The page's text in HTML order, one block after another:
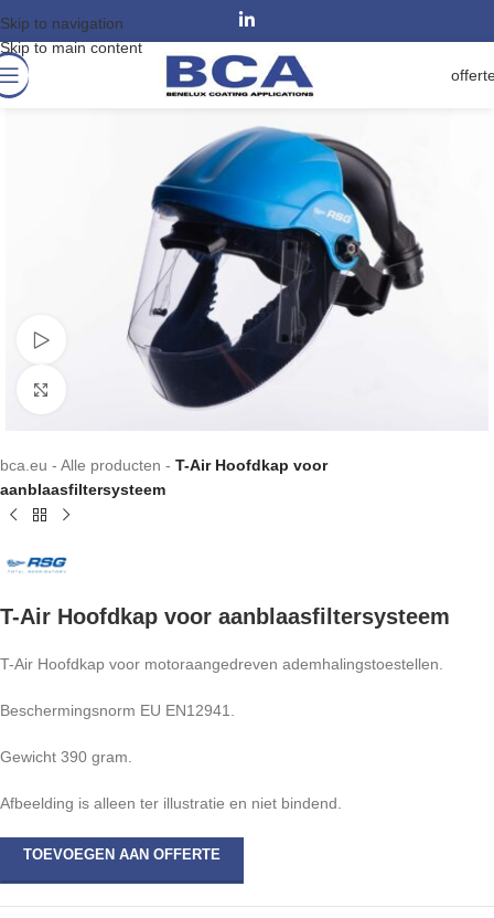
Skip to navigation
Skip to main content
Watch video
Klik om te vergroten
bca.eu - Alle producten - T-Air Hoofdkap voor
aanblaasfiltersysteem
T-Air Hoofdkap voor aanblaasfiltersysteem
T-Air Hoofdkap voor motoraangedreven ademhalingstoestellen.
Beschermingsnorm EU EN12941.
Gewicht 390 gram.
Afbeelding is alleen ter illustratie en niet bindend.
TOEVOEGEN AAN OFFERTE